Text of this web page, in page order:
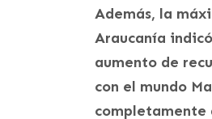
Además, la
Araucanía
aumento de
con el mundo
completamente